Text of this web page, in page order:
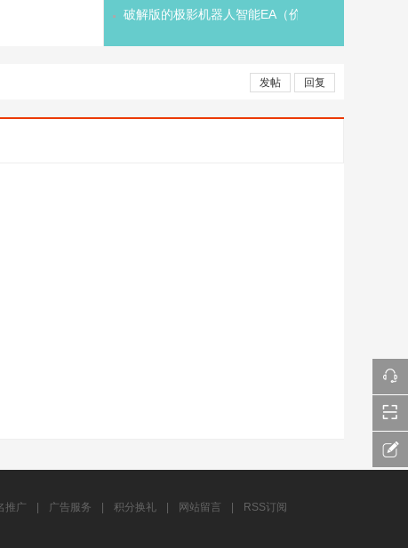
破解版的极影机器人智能EA（价值几千元）
发帖 回复
推广 广告服务 积分换礼 网站留言 RSS订阅